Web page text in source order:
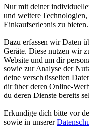
Nur mit deiner
und weitere
Einkaufserlebnis zu bieten.
Dazu erfassen wir Daten
Geräte. Diese nutzen wir
Website und um dir
sowie zur Analyse der
deine verschlüsselten
dir über deren Online-
du deren Dienste bereits
Erkundige dich bitte vor
sowie in unserer